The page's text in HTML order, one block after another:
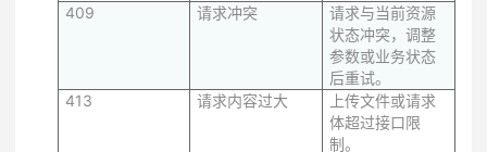
409
请求冲突
请求与当前资源
状态冲突，调整
参数或业务状态
后重试。
413
请求内容过大
上传文件或请求
体超过接口限
制。